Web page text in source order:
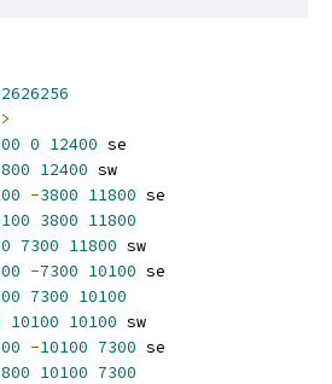
0 12400 se
12400 sw
-3800 11800 se
3800 11800
7300 11800 sw
-7300 10100 se
7300 10100
10100 10100 sw
-10100 7300 se
10100 7300